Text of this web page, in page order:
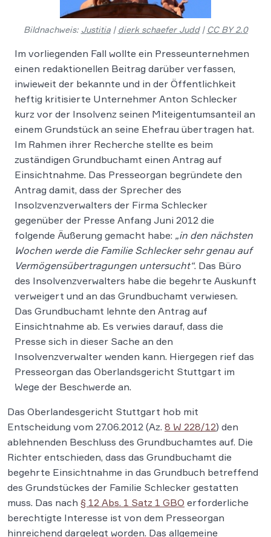
Bildnachweis: Justitia| dierk schaefer Judd| CC BY 2.0
Im vorliegenden Fall wollte ein Presseunternehmen
einen redaktionellen Beitrag darüber verfassen,
inwieweit der bekannte und in der Öffentlichkeit
heftig kritisierte Unternehmer Anton Schlecker
kurz vor der Insolvenz seinen Miteigentumsanteil an
einem Grundstück an seine Ehefrau übertragen hat.
Im Rahmen ihrer Recherche stellte es beim
zuständigen Grundbuchamt einen Antrag auf
Einsichtnahme. Das Presseorgan begründete den
Antrag damit, dass der Sprecher des
Insolzvenzverwalters der Firma Schlecker
gegenüber der Presse Anfang Juni 2012 die
folgende Äußerung gemacht habe: „in den nächsten
Wochen werde die Familie Schlecker sehr genau auf
Vermögensübertragungen untersucht“. Das Büro
des Insolvenzverwalters habe die begehrte Auskunft
verweigert und an das Grundbuchamt verwiesen.
Das Grundbuchamt lehnte den Antrag auf
Einsichtnahme ab. Es verwies darauf, dass die
Presse sich in dieser Sache an den
Insolvenzverwalter wenden kann. Hiergegen rief das
Presseorgan das Oberlandsgericht Stuttgart im
Wege der Beschwerde an.
Das Oberlandesgericht Stuttgart hob mit
Entscheidung vom 27.06.2012 (Az. 8 W 228/12) den
ablehnenden Beschluss des Grundbuchamtes auf. Die
Richter entschieden, dass das Grundbuchamt die
begehrte Einsichtnahme in das Grundbuch betreffend
des Grundstückes der Familie Schlecker gestatten
muss. Das nach § 12 Abs. 1 Satz 1 GBO erforderliche
berechtigte Interesse ist von dem Presseorgan
hinreichend dargelegt worden. Das allgemeine